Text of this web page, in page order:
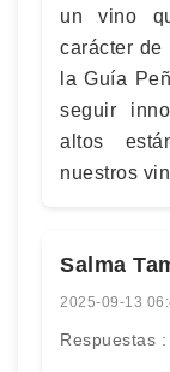
un vino
carácter
la Guía
seguir
altos
nuestros
Salma
2025-09-13
Respuestas :